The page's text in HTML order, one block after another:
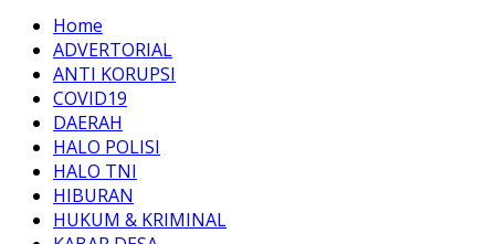
Home
ADVERTORIAL
ANTI KORUPSI
COVID19
DAERAH
HALO POLISI
HALO TNI
HIBURAN
HUKUM & KRIMINAL